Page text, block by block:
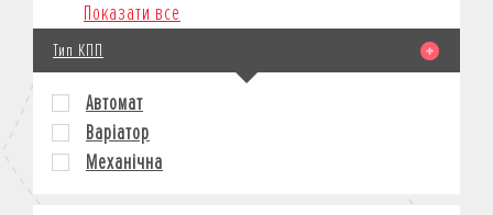
Показати все
Тип КПП
Автомат
Варіатор
Механічна